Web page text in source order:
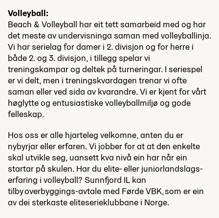
Volleyball:
Beach & Volleyball har eit tett samarbeid med og har
det meste av undervisninga saman med volleyballinja.
Vi har serielag for damer i 2. divisjon og for herre i
både 2. og 3. divisjon, i tillegg spelar vi
treningskampar og deltek på turneringar. I seriespel
er vi delt, men i treningskvardagen trenar vi ofte
saman eller ved sida av kvarandre.Vi er kjent for vårt
høglytte og entusiastiske volleyballmiljø og gode
felleskap.
Hos oss er alle hjarteleg velkomne, anten du er
nybyrjar eller erfaren.Vi jobberfor atatden enkelte
skal utvikle seg, uansett kva nivå ein har når ein
startar på skulen. Har du elite- eller juniorlandslags-
erfaring i volleyball? Sunnfjord IL kan
tilbyoverbyggings-avtale med Førde VBK,som er ein
av dei sterkaste eliteserieklubbane i Norge.